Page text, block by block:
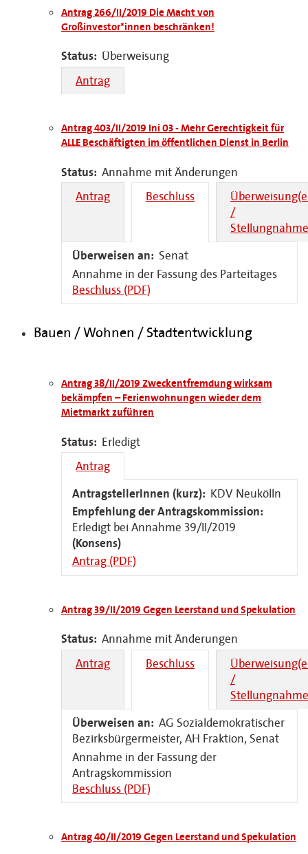
Antrag 266/II/2019 Die Macht von
Großinvestor*innen beschränken!
Status: Überweisung
Antrag
Antrag 403/II/2019 Ini 03 - Mehr Gerechtigkeit für
ALLE Beschäftigten im öffentlichen Dienst in Berlin
Status: Annahme mit Änderungen
Antrag
Beschluss
/
Überweisen an: Senat
Annahme in der Fassung des Parteitages
Beschluss (PDF)
Bauen / Wohnen / Stadtentwicklung
Antrag 38/II/2019 Zweckentfremdung wirksam
bekämpfen – Ferienwohnungen wieder dem
Mietmarkt zuführen
Status: Erledigt
Antrag
AntragstellerInnen (kurz): KDV Neukölln
Empfehlung der Antragskommission:
Erledigt bei Annahme 39/II/2019
(Konsens)
Antrag (PDF)
Antrag 39/II/2019 Gegen Leerstand und Spekulation
Status: Annahme mit Änderungen
Antrag
Beschluss
/
Überweisen an: AG Sozialdemokratischer
Bezirksbürgermeister, AH Fraktion, Senat
Annahme in der Fassung der
Antragskommission
Beschluss (PDF)
Antrag 40/II/2019 Gegen Leerstand und Spekulation